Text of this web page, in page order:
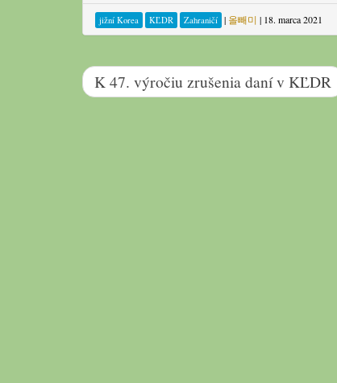
jižní Korea KĽDR Zahraničí | 올빼미 | 18. marca 2021
K 47. výročiu zrušenia daní v KĽDR